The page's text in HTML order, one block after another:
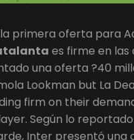
primera oferta para
es firme en las
una oferta ?40
Lookman but La
firm on their
Según lo
Inter presentó una